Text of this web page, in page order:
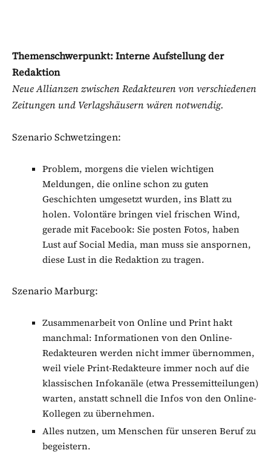
Themenschwerpunkt: Interne Aufstellung der
Redaktion
Neue Allianzen zwischen Redakteuren von verschiedenen
Zeitungen und Verlagshäusern wären notwendig.
Szenario Schwetzingen:
Problem, morgens die vielen wichtigen
Meldungen, die online schon zu guten
Geschichten umgesetzt wurden, ins Blatt zu
holen. Volontäre bringen viel frischen Wind,
gerade mit Facebook: Sie posten Fotos, haben
Lust auf Social Media, man muss sie anspornen,
diese Lust in die Redaktion zu tragen.
Szenario Marburg:
Zusammenarbeit von Online und Print hakt
manchmal: Informationen von den Online-
Redakteuren werden nicht immer übernommen,
weil viele Print-Redakteure immer noch auf die
klassischen Infokanäle (etwa Pressemitteilungen)
warten, anstatt schnell die Infos von den Online-
Kollegen zu übernehmen.
Alles nutzen, um Menschen für unseren Beruf zu
begeistern.